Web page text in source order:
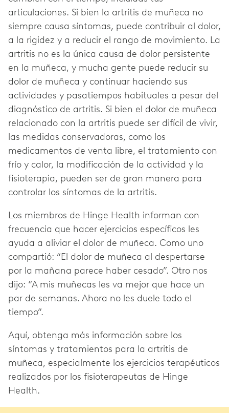
articulaciones. Si bien la artritis de muñeca no
siempre causa síntomas, puede contribuir al dolor,
a la rigidez y a reducir el rango de movimiento. La
artritis no es la única causa de dolor persistente
en la muñeca, y mucha gente puede reducir su
dolor de muñeca y continuar haciendo sus
actividades y pasatiempos habituales a pesar del
diagnóstico de artritis. Si bien el dolor de muñeca
relacionado con la artritis puede ser difícil de vivir,
las medidas conservadoras, como los
medicamentos de venta libre, el tratamiento con
frío y calor, la modificación de la actividad y la
fisioterapia, pueden ser de gran manera para
controlar los síntomas de la artritis.
Los miembros de Hinge Health informan con
frecuencia que hacer ejercicios específicos les
ayuda a aliviar el dolor de muñeca. Como uno
compartió: “El dolor de muñeca al despertarse
por la mañana parece haber cesado”. Otro nos
dijo: “A mis muñecas les va mejor que hace un
par de semanas. Ahora no les duele todo el
tiempo”.
Aquí, obtenga más información sobre los
síntomas y tratamientos para la artritis de
muñeca, especialmente los ejercicios terapéuticos
realizados por los fisioterapeutas de Hinge
Health.